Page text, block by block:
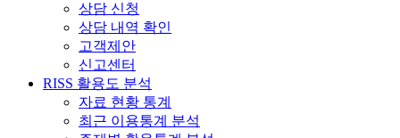
상담 신청
상담 내역 확인
고객제안
신고센터
RISS 활용도 분석
자료 현황 통계
최근 이용통계 분석